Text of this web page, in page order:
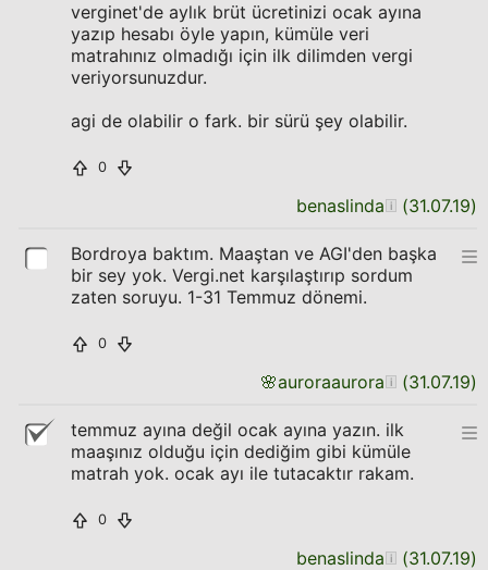
verginet'de aylık brüt ücretinizi ocak ayına
yazıp hesabı öyle yapın, kümüle veri
matrahınız olmadığı için ilk dilimden vergi
veriyorsunuzdur.
agi de olabilir o fark. bir sürü şey olabilir.
0
benaslinda (31.07.19)
Bordroya baktım. Maaştan ve AGI'den başka
bir sey yok. Vergi.net karşılaştırıp sordum
zaten soruyu. 1-31 Temmuz dönemi.
0
🌸auroraaurora (31.07.19)
temmuz ayına değil ocak ayına yazın. ilk
maaşınız olduğu için dediğim gibi kümüle
matrah yok. ocak ayı ile tutacaktır rakam.
0
benaslinda (31.07.19)